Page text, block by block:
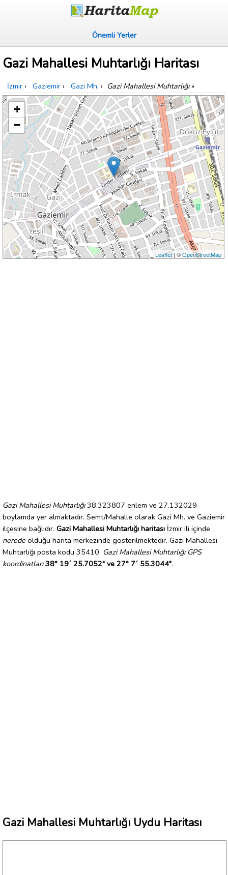
Önemli Yerler
Gazi Mahallesi Muhtarlığı Haritası
İzmir › Gaziemir › Gazi Mh. › Gazi Mahallesi Muhtarlığı»
+
−
Leaflet| ©OpenStreetMap
Gazi Mahallesi Muhtarlığı38.323807 enlem ve 27.132029
boylamda yer almaktadır. Semt/Mahalle olarak Gazi Mh. ve Gaziemir
ilçesine bağlıdır. Gazi Mahallesi Muhtarlığı haritası İzmir ili içinde
nerede olduğu harita merkezinde gösterilmektedir. Gazi Mahallesi
Muhtarlığı posta kodu 35410. Gazi Mahallesi Muhtarlığı GPS
koordinatları 38° 19´ 25.7052" ve 27° 7´ 55.3044".
Gazi Mahallesi Muhtarlığı Uydu Haritası